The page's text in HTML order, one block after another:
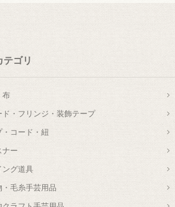
テゴリ
布
ド・フリンジ・装飾テープ
・コード・紐
ナー
ング道具
・毛糸手芸用品